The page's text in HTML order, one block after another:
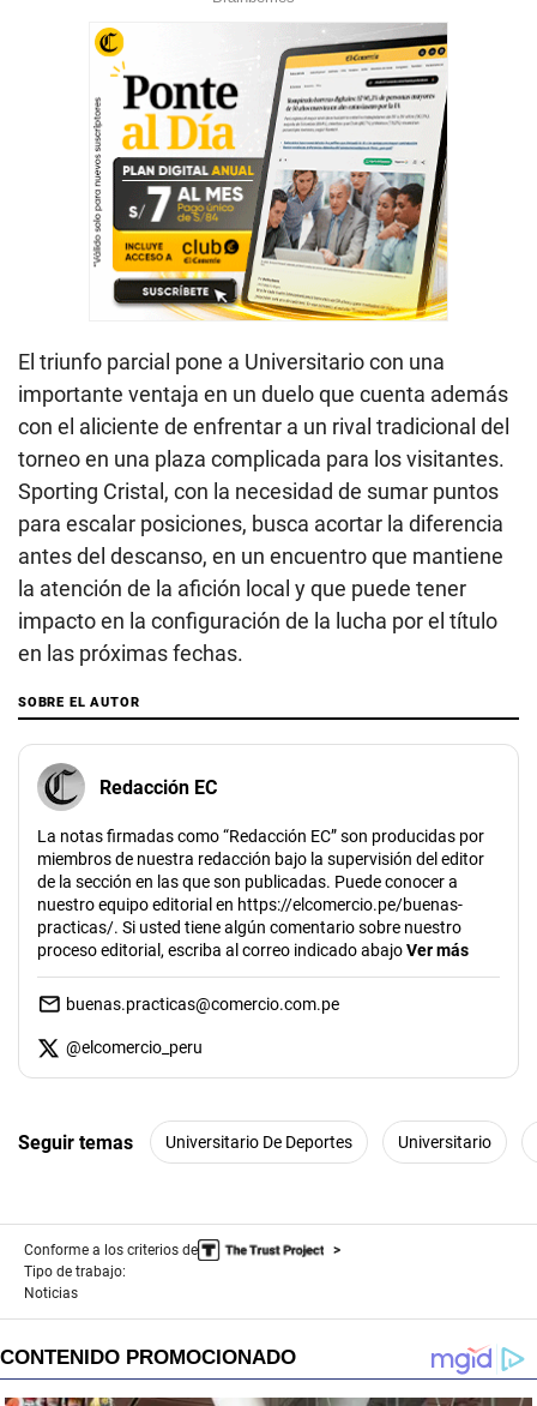
El triunfo parcial pone a Universitario con una
importante ventaja en un duelo que cuenta además
con el aliciente de enfrentar a un rival tradicional del
torneo en una plaza complicada para los visitantes.
Sporting Cristal, con la necesidad de sumar puntos
para escalar posiciones, busca acortar la diferencia
antes del descanso, en un encuentro que mantiene
la atención de la afición local y que puede tener
impacto en la configuración de la lucha por el título
en las próximas fechas.
SOBRE EL AUTOR
Redacción EC
La notas firmadas como “Redacción EC” son producidas por
miembros de nuestra redacción bajo la supervisión del editor
de la sección en las que son publicadas. Puede conocer a
nuestro equipo editorial en https://elcomercio.pe/buenas-
practicas/. Si usted tiene algún comentario sobre nuestro
proceso editorial, escriba al correo indicado abajoVer más
buenas.practicas@comercio.com.pe
@elcomercio_peru
Seguir temas Universitario De Deportes Universitario
Conforme a los criterios de
Tipo de trabajo:
Noticias